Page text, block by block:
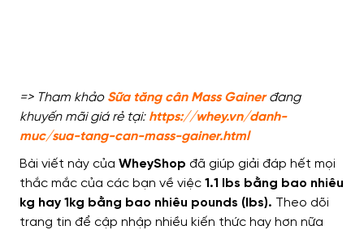
=> Tham khảo Sữa tăng cân Mass Gainerđang
khuyến mãi giá rẻ tại: https://whey.vn/danh-
muc/sua-tang-can-mass-gainer.html
Bài viết này của WheyShop đã giúp giải đáp hết mọi
thắc mắc của các bạn về việc 1.1 lbs bằng bao nhiêu
kg hay 1kg bằng bao nhiêu pounds (lbs). Theo dõi
trang tin để cập nhập nhiều kiến thức hay hơn nữa